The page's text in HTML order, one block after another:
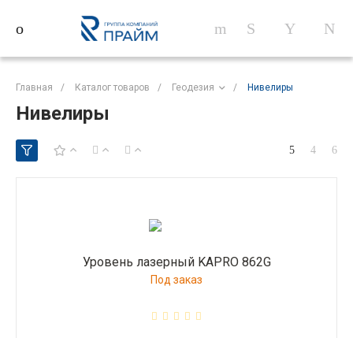
Главная / Каталог товаров / Геодезия / Нивелиры
Нивелиры
Уровень лазерный KAPRO 862G
Под заказ